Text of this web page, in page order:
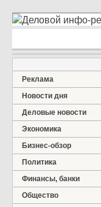
Деловой инфо-
Реклама
Новости дня
Деловые новости
Экономика
Бизнес-обзор
Политика
Финансы, банки
Общество